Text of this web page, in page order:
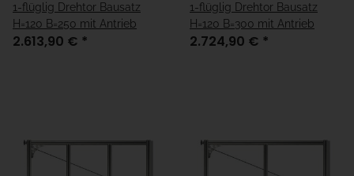
1-flüglig Drehtor Bausatz
H=120 B=250 mit Antrieb
2.613,90 € *
1-flüglig Drehtor Bausatz
H=120 B=300 mit Antrieb
2.724,90 € *